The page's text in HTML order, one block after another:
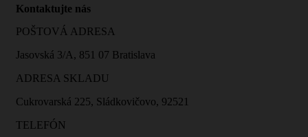
Kontaktujte nás
POŠTOVÁ ADRESA
Jasovská 3/A, 851 07 Bratislava
ADRESA SKLADU
Cukrovarská 225, Sládkovičovo, 92521
TELEFÓN